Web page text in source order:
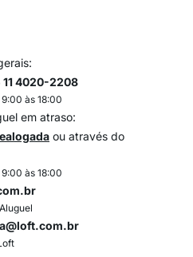
4020-2208
às 18:00
em atraso:
ou através do
às 18:00